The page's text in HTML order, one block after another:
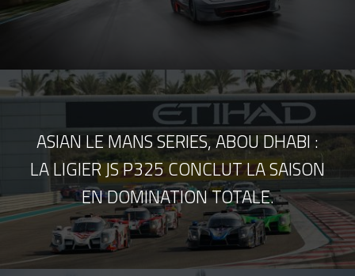
ASIAN LE MANS SERIES, ABOU DHABI :
LA LIGIER JS P325 CONCLUT LA SAISON
EN DOMINATION TOTALE.